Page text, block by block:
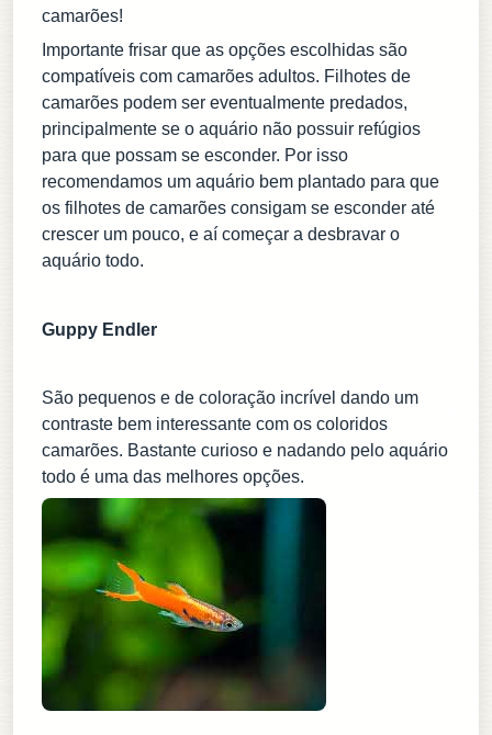
camarões!
Importante frisar que as opções escolhidas são
compatíveis com camarões adultos. Filhotes de
camarões podem ser eventualmente predados,
principalmente se o aquário não possuir refúgios
para que possam se esconder. Por isso
recomendamos um aquário bem plantado para que
os filhotes de camarões consigam se esconder até
crescer um pouco, e aí começar a desbravar o
aquário todo.
Guppy Endler
São pequenos e de coloração incrível dando um
contraste bem interessante com os coloridos
camarões. Bastante curioso e nadando pelo aquário
todo é uma das melhores opções.